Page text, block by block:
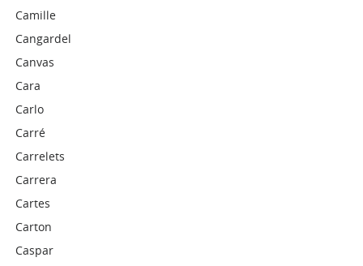
Camille
Cangardel
Canvas
Cara
Carlo
Carré
Carrelets
Carrera
Cartes
Carton
Caspar